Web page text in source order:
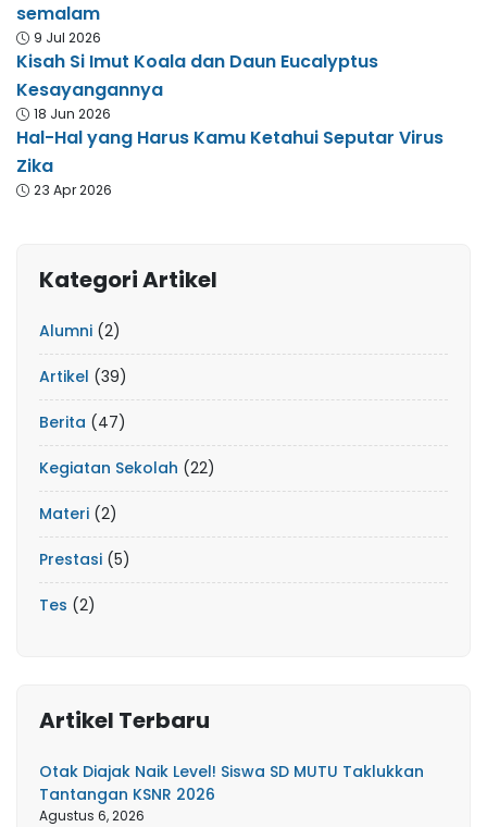
semalam
9 Jul 2026
Kisah Si Imut Koala dan Daun Eucalyptus
Kesayangannya
18 Jun 2026
Hal-Hal yang Harus Kamu Ketahui Seputar Virus
Zika
23 Apr 2026
Kategori Artikel
Alumni (2)
Artikel (39)
Berita (47)
Kegiatan Sekolah (22)
Materi (2)
Prestasi (5)
Tes (2)
Artikel Terbaru
Otak Diajak Naik Level! Siswa SD MUTU Taklukkan
Tantangan KSNR 2026
Agustus 6, 2026